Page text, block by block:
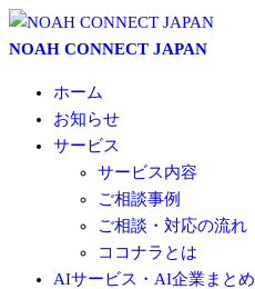
コ
ン
NOAH CONNECT JAPAN
ホーム
お知らせ
サービス
サービス内容
ご相談事例
ご相談・対応の流れ
ココナラとは
AIサービス・AI企業まとめ